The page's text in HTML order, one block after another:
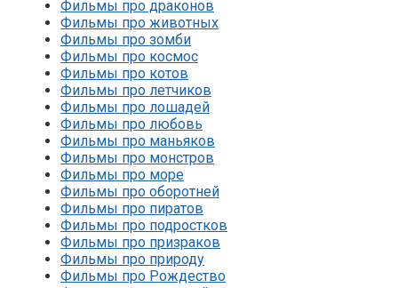
Фильмы про драконов
Фильмы про животных
Фильмы про зомби
Фильмы про космос
Фильмы про котов
Фильмы про летчиков
Фильмы про лошадей
Фильмы про любовь
Фильмы про маньяков
Фильмы про монстров
Фильмы про море
Фильмы про оборотней
Фильмы про пиратов
Фильмы про подростков
Фильмы про призраков
Фильмы про природу
Фильмы про Рождество